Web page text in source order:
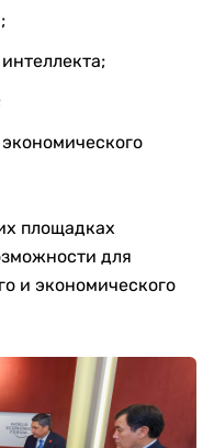
площадках
для
и экономического